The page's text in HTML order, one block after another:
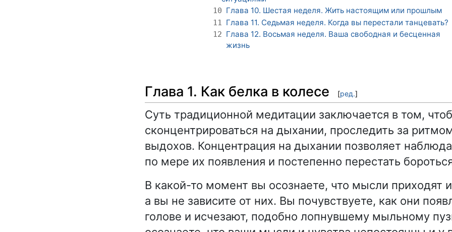
10 Глава 10. Шестая неделя. Жить настоящим или прошлым
11 Глава 11. Седьмая неделя. Когда вы перестали танцевать?
12 Глава 12. Восьмая неделя. Ваша свободная и бесценная
жизнь
Глава 1. Как белка в колесе [ред.]
Суть традиционной медитации заключается в том,
сконцентрироваться на дыхании, проследить за
выдохов. Концентрация на дыхании позволяет
по мере их появления и постепенно перестать
В какой-то момент вы осознаете, что мысли приходят
а вы не зависите от них. Вы почувствуете, как они
голове и исчезают, подобно лопнувшему мыльному